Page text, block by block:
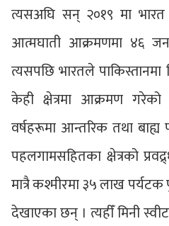
त्यसअघि सन् २०१९ मा भारत
आत्मघाती आक्रमणमा ४६
त्यसपछि भारतले पाकिस्तानमा
केही क्षेत्रमा आक्रमण
वर्षहरूमा आन्तरिक तथा
पहलगामसहितका क्षेत्रको
मात्रै कश्मीरमा ३५ लाख
देखाएका छन् । त्यहीँ मिनी